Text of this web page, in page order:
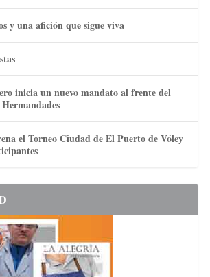
y una afición que sigue viva
inicia un nuevo mandato al frente del
el Torneo Ciudad de El Puerto de Vóley